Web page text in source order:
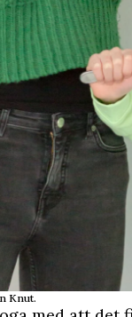
Knut.